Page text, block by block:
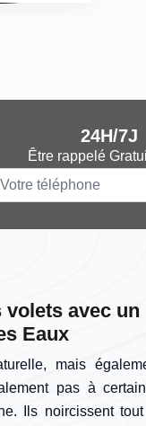
24H/7J
Être rappelé
volets avec un
Eaux
mais
pas à
Ils noircissent